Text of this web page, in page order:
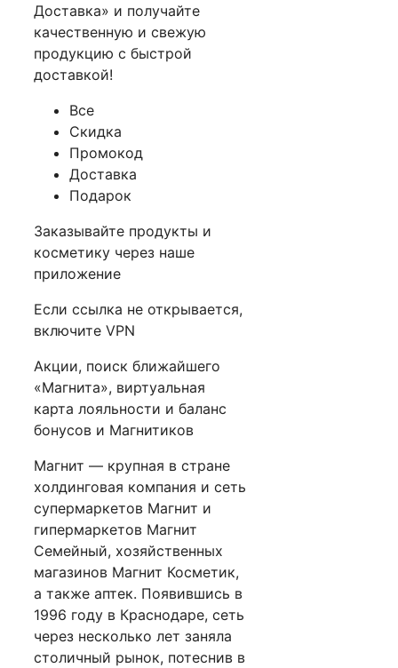
Доставка» и получайте
качественную и свежую
продукцию с быстрой
доставкой!
Все
Скидка
Промокод
Доставка
Подарок
Заказывайте продукты и
косметику через наше
приложение
Если ссылка не открывается,
включите VPN
Акции, поиск ближайшего
«Магнита», виртуальная
карта лояльности и баланс
бонусов и Магнитиков
Магнит — крупная в стране
холдинговая компания и сеть
супермаркетов Магнит и
гипермаркетов Магнит
Семейный, хозяйственных
магазинов Магнит Косметик,
а также аптек. Появившись в
1996 году в Краснодаре, сеть
через несколько лет заняла
столичный рынок, потеснив в